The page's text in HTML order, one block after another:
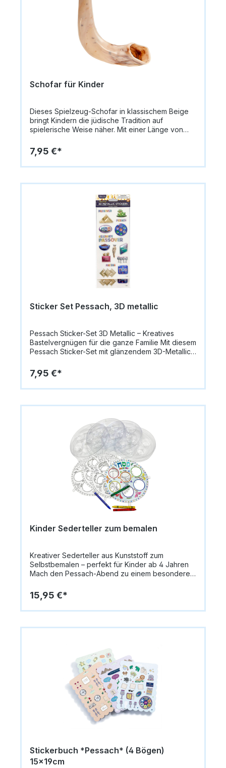
Schofar für Kinder
Dieses Spielzeug-Schofar in klassischem Beige
bringt Kindern die jüdische Tradition auf
spielerische Weise näher. Mit einer Länge von
leicht, robust und ideal für das Üben des
traditionellen Schofar-Blasens an den hohen
Feiertagen oder zu Bildungszwecken. Hergestellt
langlebig und kindgerecht gestaltet. Es eignet
sich hervorragend für Religionsunterricht,
Familienfeiern oder als dekoratives Judaica-
Element für Zuhause und Gemeinde.
tolles Geschenk für Kinder, die jüdische Kultur
entdecken möchten – das Spielzeug-Schofar in
beige verbindet Lernen, Freude und Tradition in
7,95 €*
Sticker Set Pessach, 3D metallic
Pessach Sticker-Set 3D Metallic – Kreatives
Bastelvergnügen für die ganze Familie Mit diesem
Pessach Sticker-Set mit glänzendem 3D-Metallic-
einem echten Highlight! Die detailreich
gestalteten Aufkleber zeigen beliebte Pessach-
Motive wie Mazza, Kidduschbecher, Sederteller,
leuchtenden Farben und mit plastischer Optik.
Geschenkverpackungen, Notizbüchern oder
Bastelprojekten – ein kreatives Vergnügen für
Kinder und Erwachsene gleichermaßen. Dieses
Sticker-Set bringt Freude und jüdische Tradition
auf den Basteltisch und ist perfekt für das
Pessach-Fest, den Religionsunterricht oder als
kleine Überraschung für Familien und Freunde.
Produktdetails: Sticker-Set mit 3D-Metallic-Effekt
Motive: Mazza, Sederteller, Kidduschbecher,
Bastelarbeiten Ideal für Pessach & jüdische
Feiertage Ein wunderschönes Judaica-Bastelset
für Kinder, Familien und kreative
Pessachmomente.
7,95 €*
Kinder Sederteller zum bemalen
Kreativer Sederteller aus Kunststoff zum
Selbstbemalen – perfekt für Kinder ab 4 Jahren
Mach den Pessach-Abend zu einem besonderen
Sederteller aus robustem Kunststoff können
Kinder ihre eigene Judaica-Kunst gestalten. Der
Teller zum Selbstbemalen fördert Kreativität,
Traditionen des Sederabends. Produktdetails:
Altersempfehlung: Ab 4 Jahren Verwendung:
Sederteller zum Selbstgestalten für Pessach
Eigenschaften: Bruchsicher, leicht zu reinigen,
wiederverwendbar Ideal für: Judaica-Unterricht,
Bastel- und Familienprojekte Vorteile: Fördert
Kreativität, Feinmotorik und Wissen über jüdische
Aktivitäten und Familienfeste Ein tolles Geschenk
Versand in ganz Deutschland – direkt aus
München, Bayern.
15,95 €*
Stickerbuch *Pessach* (4 Bögen)
15x19cm